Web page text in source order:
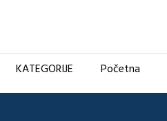
KATEGORIJE Početna